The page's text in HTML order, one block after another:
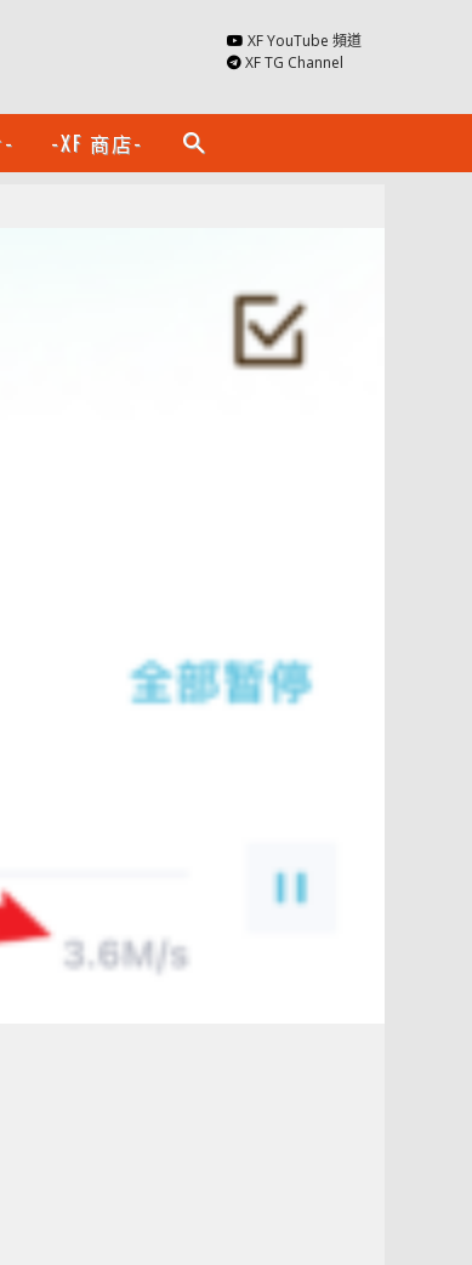
XF YouTube 頻道
XF TG Channel
-XF 商店- search